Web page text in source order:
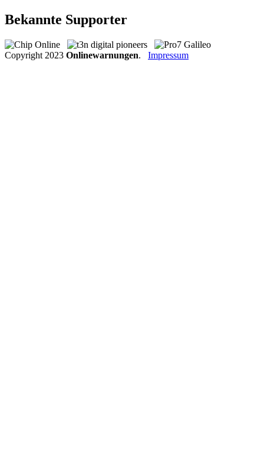
Bekannte Supporter
Copyright 2023 Onlinewarnungen. Impressum